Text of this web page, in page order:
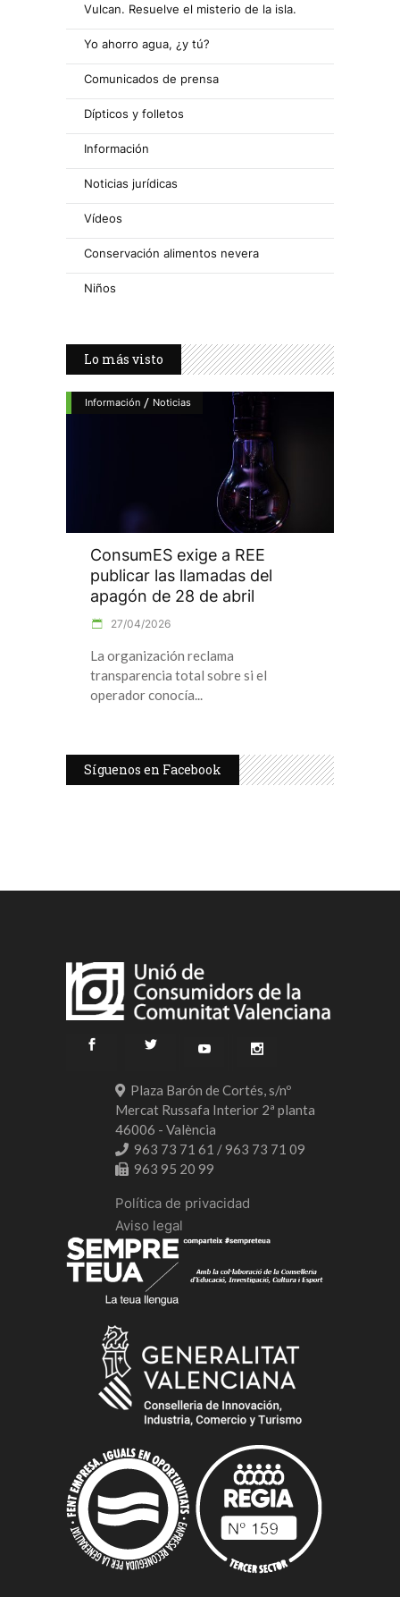
Vulcan. Resuelve el misterio de la isla.
Yo ahorro agua, ¿y tú?
Comunicados de prensa
Dípticos y folletos
Información
Noticias jurídicas
Vídeos
Conservación alimentos nevera
Niños
Lo más visto
Información / Noticias
ConsumES exige a REE
publicar las llamadas del
apagón de 28 de abril
27/04/2026
La organización reclama
transparencia total sobre si el
operador conocía
Síguenos en Facebook
Plaza Barón de Cortés, s/nº
Mercat Russafa Interior 2ª planta
46006 - València
963 73 71 61 / 963 73 71 09
963 95 20 99
Política de privacidad
Aviso legal